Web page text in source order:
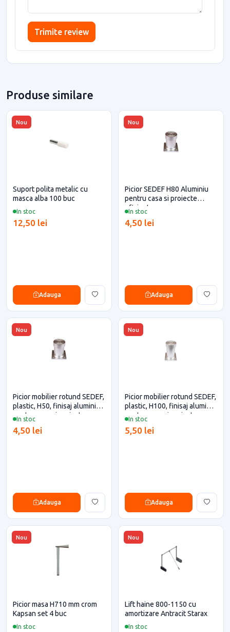
Trimite review
Produse similare
Nou
In stoc
Suport polita metalic cu
masca alba 100 buc
12,50 lei
Adauga
Nou
In stoc
Picior SEDEF H80 Aluminiu
pentru casa si proiecte
eficiente
4,50 lei
Adauga
Nou
In stoc
Picior mobilier rotund SEDEF,
plastic, H50, finisaj aluminiu
pentru casa si proiecte
4,50 lei
Adauga
Nou
In stoc
Picior mobilier rotund SEDEF,
plastic, H100, finisaj aluminiu
pentru casa si proiecte
5,50 lei
Adauga
Nou
In stoc
Picior masa H710 mm crom
Kapsan set 4 buc
Nou
In stoc
Lift haine 800-1150 cu
amortizare Antracit Starax